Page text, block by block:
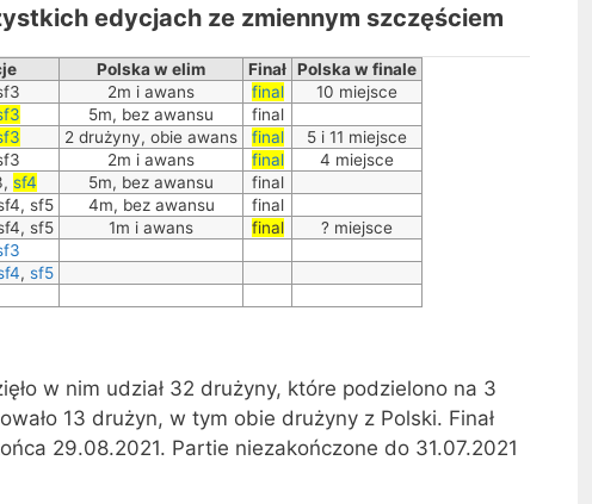
edycjach ze zmiennym szczęściem
Polska w elim Finał Polska w finale
2m i awans final
10 miejsce
5m, bez awansu
final
2 drużyny, obie awans final
5 i 11 miejsce
2m i awans final
4 miejsce
sf4 5m, bez awansu
final
sf5 4m, bez awansu
final
sf5 1m i awans final
? miejsce
, sf5
w nim udział 32 drużyny, które podzielono na 3
13 drużyn, w tym obie drużyny z Polski. Finał
29.08.2021. Partie niezakończone do 31.07.2021